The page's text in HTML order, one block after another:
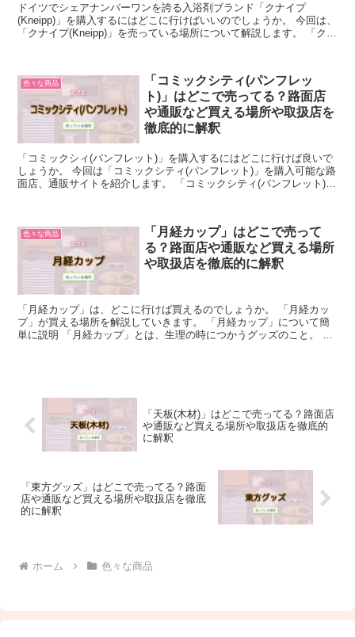
ドイツでシェアナンバーワンを誇る入浴剤ブランド「クナイプ
(Kneipp)」を購入するにはどこに行けばいいのでしょうか。 今回は、
「クナイプ(Kneipp)」を売っている場所について解説します。 「クナ
色々な商品
「コミックシティ(パンフレッ
ト)」はどこで売ってる？路面店
や通販など買える場所や取扱店を
徹底的に解釈
「コミックシィ(パンフレット)」を購入するにはどこに行けば良いで
しょうか。 今回は「コミックシティ(パンフレット)」を購入可能な路
面店、通販サイトを紹介します。 「コミックシティ(パンフレット)」
色々な商品
「月経カップ」はどこで売って
る？路面店や通販など買える場所
や取扱店を徹底的に解釈
「月経カップ」は、どこに行けば買えるのでしょうか。 「月経カッ
プ」が買える場所を解説していきます。 「月経カップ」について簡
単に説明 「月経カップ」とは、生理の時につかうグッズのこと。 ベ
「天板(木材)」はどこで売ってる？路面店
や通販など買える場所や取扱店を徹底的
に解釈
「東方グッズ」はどこで売ってる？路面
店や通販など買える場所や取扱店を徹底
的に解釈
ホーム 色々な商品